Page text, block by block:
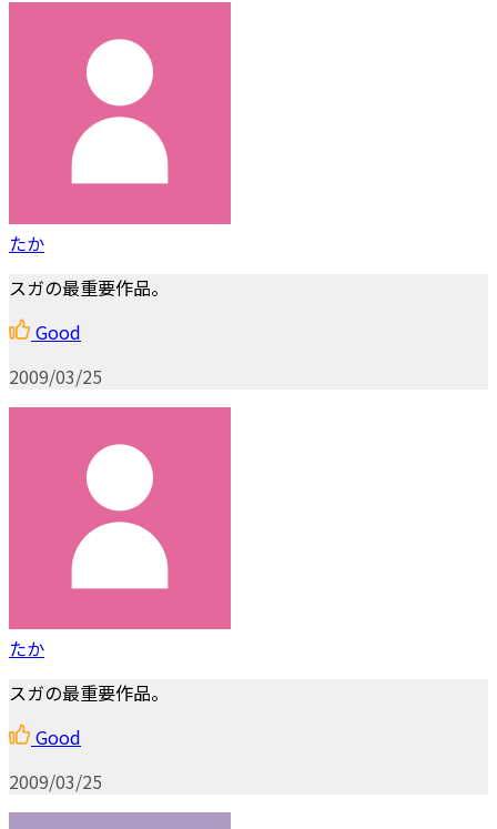
たか
スガの最重要作品。
Good
2009/03/25
たか
スガの最重要作品。
Good
2009/03/25